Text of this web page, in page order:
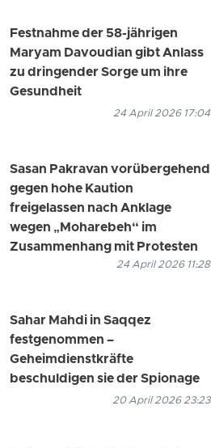
Festnahme der 58-jährigen
Maryam Davoudian gibt Anlass
zu dringender Sorge um ihre
Gesundheit
24 April 2026 17:04
Sasan Pakravan vorübergehend
gegen hohe Kaution
freigelassen nach Anklage
wegen „Moharebeh“ im
Zusammenhang mit Protesten
24 April 2026 11:28
Sahar Mahdi in Saqqez
festgenommen –
Geheimdienstkräfte
beschuldigen sie der Spionage
20 April 2026 23:23